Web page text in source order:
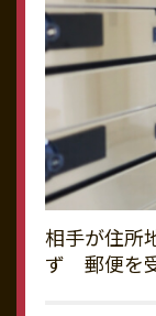
相手が住所
ず 郵便を